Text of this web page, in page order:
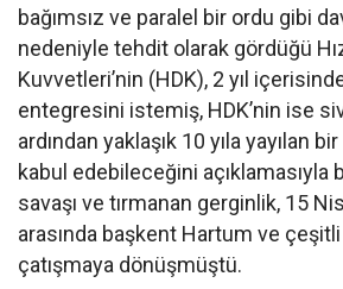
bağımsız ve paralel bir ordu gibi
nedeniyle tehdit olarak gördüğü
Kuvvetleri’nin (HDK), 2 yıl
entegresini istemiş, HDK’nin ise
ardından yaklaşık 10 yıla yayılan
kabul edebileceğini açıklamasıyla
savaşı ve tırmanan gerginlik, 15
arasında başkent Hartum ve
çatışmaya dönüşmüştü.